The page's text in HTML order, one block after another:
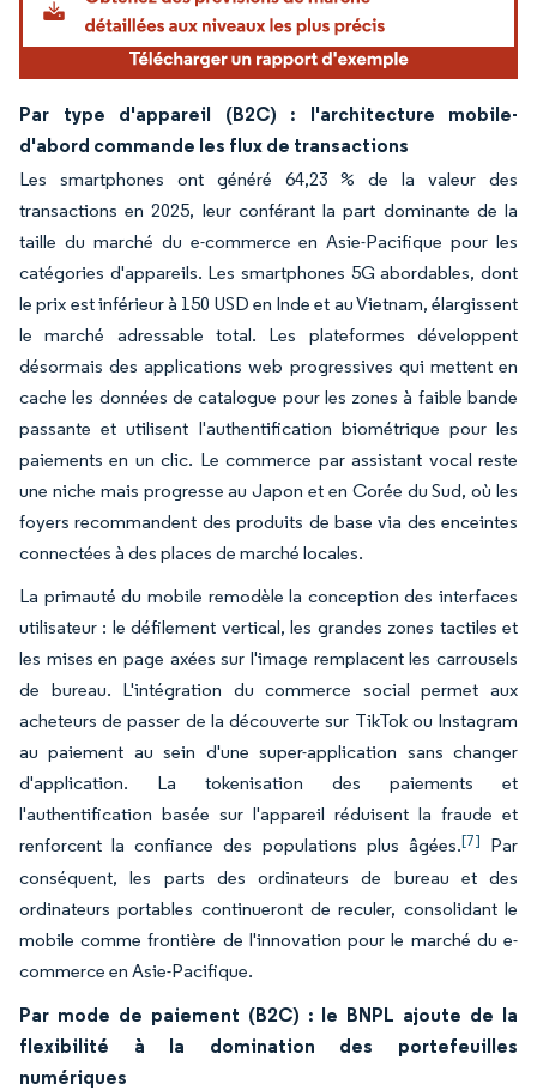
Par type d'appareil (B2C) : l'architecture mobile-
d'abord commande les flux de transactions
Les smartphones ont généré 64,23 % de la valeur des
transactions en 2025, leur conférant la part dominante de la
taille du marché du e-commerce en Asie-Pacifique pour les
catégories d'appareils. Les smartphones 5G abordables, dont
le prix est inférieur à 150 USD en Inde et au Vietnam, élargissent
le marché adressable total. Les plateformes développent
désormais des applications web progressives qui mettent en
cache les données de catalogue pour les zones à faible bande
passante et utilisent l'authentification biométrique pour les
paiements en un clic. Le commerce par assistant vocal reste
une niche mais progresse au Japon et en Corée du Sud, où les
foyers recommandent des produits de base via des enceintes
connectées à des places de marché locales.
La primauté du mobile remodèle la conception des interfaces
utilisateur : le défilement vertical, les grandes zones tactiles et
les mises en page axées sur l'image remplacent les carrousels
de bureau. L'intégration du commerce social permet aux
acheteurs de passer de la découverte sur TikTok ou Instagram
au paiement au sein d'une super-application sans changer
d'application. La tokenisation des paiements et
l'authentification basée sur l'appareil réduisent la fraude et
renforcent la confiance des populations plus âgées.[7] Par
conséquent, les parts des ordinateurs de bureau et des
ordinateurs portables continueront de reculer, consolidant le
mobile comme frontière de l'innovation pour le marché du e-
commerce en Asie-Pacifique.
Par mode de paiement (B2C) : le BNPL ajoute de la
flexibilité à la domination des portefeuilles
numériques